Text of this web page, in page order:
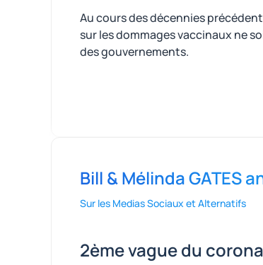
Au cours des décennies
sur les dommages vaccinaux ne
des gouvernements.
Bill & Mélinda GATES
Sur les Medias Sociaux et Alternatifs
2ème vague du